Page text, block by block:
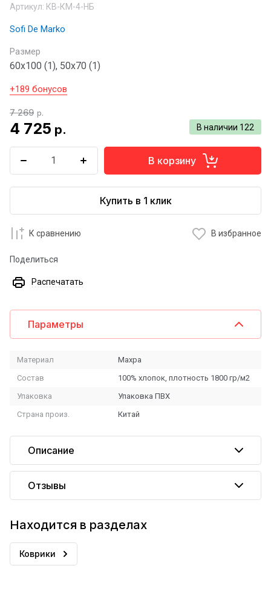
Артикул: КВ-КМ-4-НБ
Sofi De Marko
Размер
60х100 (1), 50х70 (1)
+189 бонусов
В наличии 122
7 269 р.
4 725 р.
В корзину
Купить в 1 клик
К сравнению В избранное
Поделиться
Распечатать
Параметры
Материал
Махра
Состав
100% хлопок, плотность 1800 гр/м2
Упаковка
Упаковка ПВХ
Страна произ.
Китай
Описание
Отзывы
Находится в разделах
Коврики